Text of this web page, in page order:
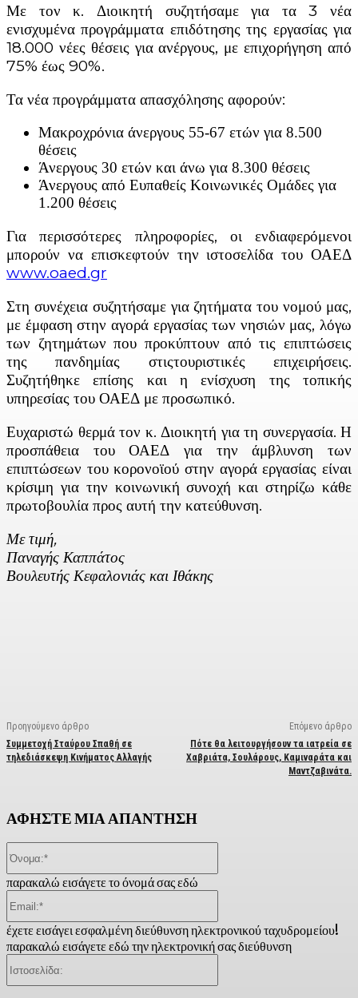
Με τον κ. Διοικητή συζητήσαμε για τα 3 νέα
ενισχυμένα προγράμματα επιδότησης της εργασίας για
18.000 νέες θέσεις για ανέργους, με επιχορήγηση από
75% έως 90%.
Τα νέα προγράμματα απασχόλησης αφορούν:
Μακροχρόνια άνεργους 55-67 ετών για 8.500
θέσεις
Άνεργους 30 ετών και άνω για 8.300 θέσεις
Άνεργους από Ευπαθείς Κοινωνικές Ομάδες για
1.200 θέσεις
Για περισσότερες πληροφορίες, οι ενδιαφερόμενοι
μπορούν να επισκεφτούν την ιστοσελίδα του ΟΑΕΔ
www.oaed.gr
Στη συνέχεια συζητήσαμε για ζητήματα του νομού μας,
με έμφαση στην αγορά εργασίας των νησιών μας, λόγω
των ζητημάτων που προκύπτουν από τις επιπτώσεις
της πανδημίας στιςτουριστικές επιχειρήσεις.
Συζητήθηκε επίσης και η ενίσχυση της τοπικής
υπηρεσίας του ΟΑΕΔ με προσωπικό.
Ευχαριστώ θερμά τον κ. Διοικητή για τη συνεργασία. Η
προσπάθεια του ΟΑΕΔ για την άμβλυνση των
επιπτώσεων του κορονοϊού στην αγορά εργασίας είναι
κρίσιμη για την κοινωνική συνοχή και στηρίζω κάθε
πρωτοβουλία προς αυτή την κατεύθυνση.
Με τιμή,
Παναγής Καππάτος
Βουλευτής Κεφαλονιάς και Ιθάκης
Προηγούμενο άρθρο
Συμμετοχή Σταύρου Σπαθή σε
τηλεδιάσκεψη Κινήματος Αλλαγής
Επόμενο άρθρο
Πότε θα λειτουργήσουν τα ιατρεία σε
Χαβριάτα, Σουλάρους, Καμιναράτα και
Μαντζαβινάτα.
ΑΦΗΣΤΕ ΜΙΑ ΑΠΑΝΤΗΣΗ
παρακαλώ εισάγετε το όνομά σας εδώ
έχετε εισάγει εσφαλμένη διεύθυνση ηλεκτρονικού ταχυδρομείου!
παρακαλώ εισάγετε εδώ την ηλεκτρονική σας διεύθυνση